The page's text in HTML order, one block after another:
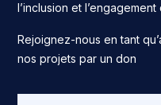
l’inclusion et l’engagement
Rejoignez-nous en tant
nos projets par un don